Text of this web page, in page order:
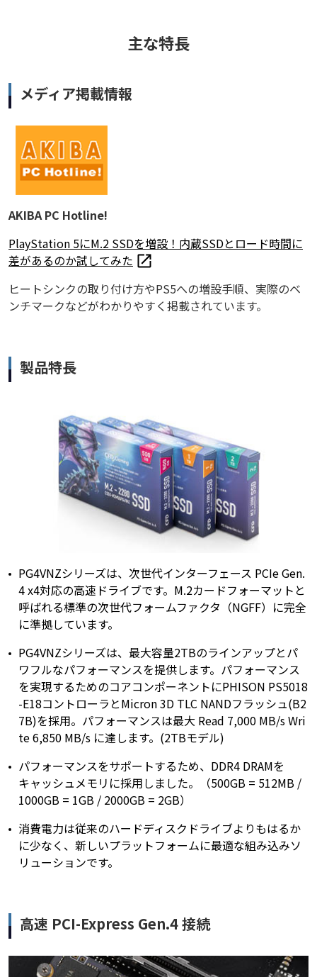
主な特長
メディア掲載情報
AKIBA PC Hotline!
PlayStation 5にM.2 SSDを増設！内蔵SSDとロード時間に
差があるのか試してみた
ヒートシンクの取り付け方やPS5への増設手順、実際のベ
ンチマークなどがわかりやすく掲載されています。
製品特長
PG4VNZシリーズは、次世代インターフェース PCIe Gen.
4 x4対応の高速ドライブです。M.2カードフォーマットと
呼ばれる標準の次世代フォームファクタ（NGFF）に完全
に準拠しています。
PG4VNZシリーズは、最大容量2TBのラインアップとパ
ワフルなパフォーマンスを提供します。パフォーマンス
を実現するためのコアコンポーネントにPHISON PS5018
-E18コントローラとMicron 3D TLC NANDフラッシュ(B2
7B)を採用。パフォーマンスは最大 Read 7,000 MB/s Wri
te 6,850 MB/s に達します。(2TBモデル)
パフォーマンスをサポートするため、DDR4 DRAMを
キャッシュメモリに採用しました。（500GB = 512MB /
1000GB = 1GB / 2000GB = 2GB）
消費電力は従来のハードディスクドライブよりもはるか
に少なく、新しいプラットフォームに最適な組み込みソ
リューションです。
高速 PCI-Express Gen.4 接続